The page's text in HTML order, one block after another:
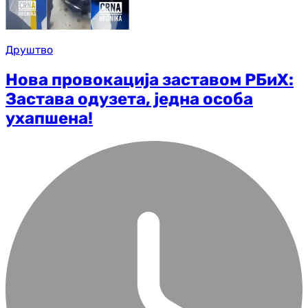
Друштво
Нова провокација заставом РБиХ:
Застава одузета, једна особа
ухапшена!